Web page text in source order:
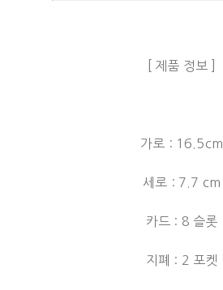
[ 제품 정보 ]
가로 : 16.5cm
세로 : 7.7 cm
카드 : 8 슬롯
지폐 : 2 포켓